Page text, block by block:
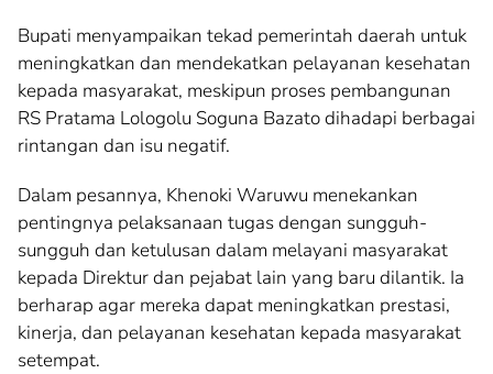
Bupati menyampaikan tekad pemerintah daerah untuk
meningkatkan dan mendekatkan pelayanan kesehatan
kepada masyarakat, meskipun proses pembangunan
RS Pratama Lologolu Soguna Bazato dihadapi berbagai
rintangan dan isu negatif.
Dalam pesannya, Khenoki Waruwu menekankan
pentingnya pelaksanaan tugas dengan sungguh-
sungguh dan ketulusan dalam melayani masyarakat
kepada Direktur dan pejabat lain yang baru dilantik. Ia
berharap agar mereka dapat meningkatkan prestasi,
kinerja, dan pelayanan kesehatan kepada masyarakat
setempat.